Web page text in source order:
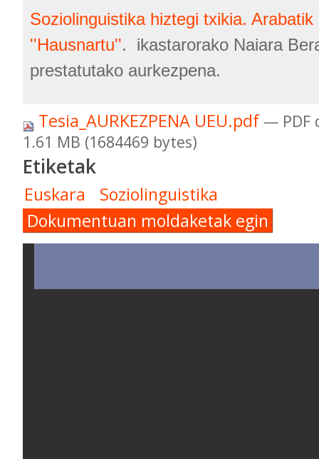
Soziolinguistika hiztegi txikia.
''Hausnartu''. ikastarorako Naiara
prestatutako aurkezpena.
Tesia_AURKEZPENA UEU.pdf — PDF
1.61 MB (1684469 bytes)
Etiketak
Euskara
Soziolinguistika
Dokumentuan moldaketak egin